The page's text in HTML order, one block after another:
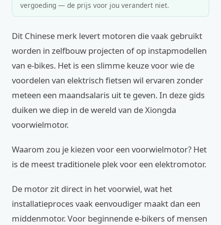
vergoeding — de prijs voor jou verandert niet.
Dit Chinese merk levert motoren die vaak gebruikt
worden in zelfbouw projecten of op instapmodellen
van e-bikes. Het is een slimme keuze voor wie de
voordelen van elektrisch fietsen wil ervaren zonder
meteen een maandsalaris uit te geven. In deze gids
duiken we diep in de wereld van de Xiongda
voorwielmotor.
Waarom zou je kiezen voor een voorwielmotor? Het
is de meest traditionele plek voor een elektromotor.
De motor zit direct in het voorwiel, wat het
installatieproces vaak eenvoudiger maakt dan een
middenmotor. Voor beginnende e-bikers of mensen